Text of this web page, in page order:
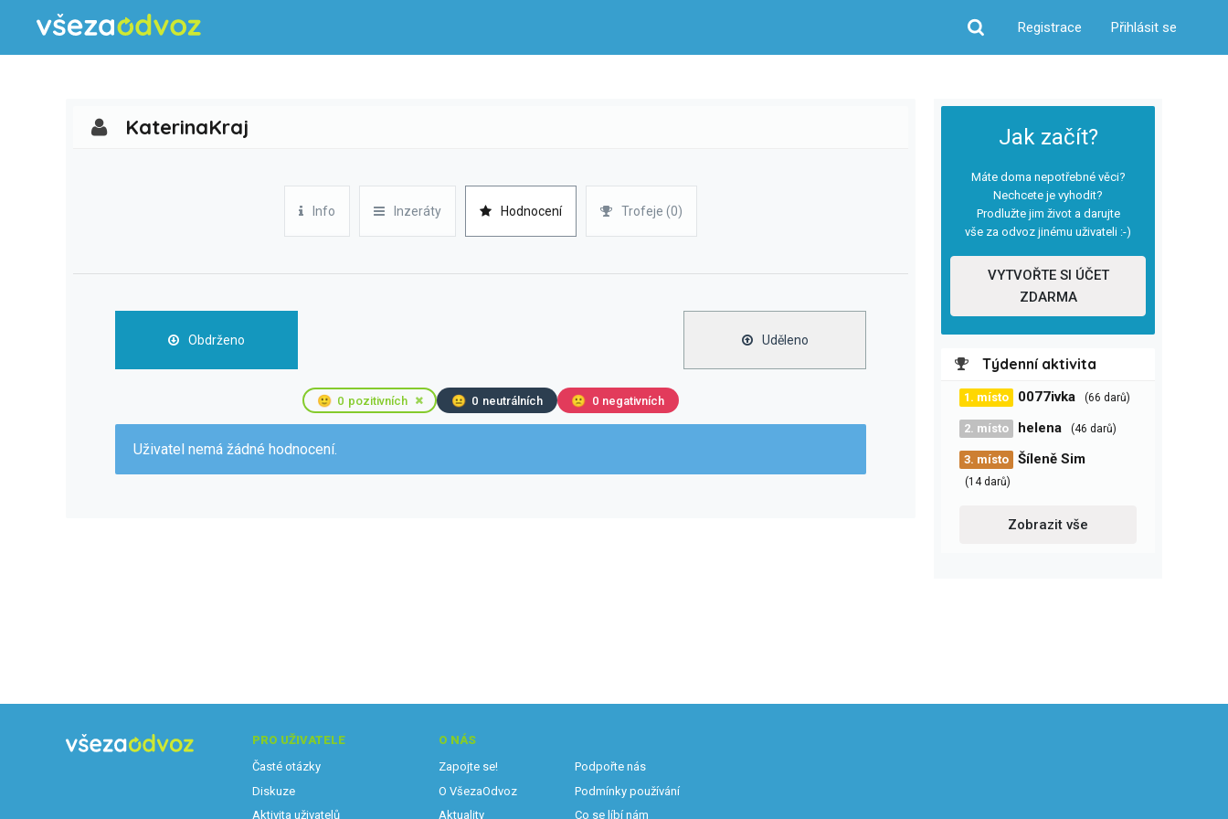
Hledat
Registrace Přihlásit se
Jak začít?
Máte doma nepotřebné věci?
Nechcete je vyhodit?
Prodlužte jim život a darujte
vše za odvoz jinému uživateli :-)
VYTVOŘTE SI ÚČET
ZDARMA
Týdenní aktivita
1. místo 0077ivka (66 darů)
2. místo helena (46 darů)
3. místo Šíleně Sim
(14 darů)
Zobrazit vše
KaterinaKraj
Info Inzeráty Hodnocení Trofeje (0)
Obdrženo Uděleno
🙂 0 pozitivních 😐 0 neutrálních 🙁 0 negativních
Uživatel nemá žádné hodnocení.
PRO UŽIVATELE
Časté otázky
Diskuze
Aktivita uživatelů
O NÁS
Zapojte se!
O VšezaOdvoz
Aktuality
Podpořte nás
Podmínky používání
Co se líbí nám